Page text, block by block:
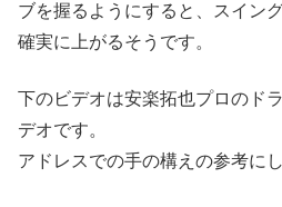
ブを握るようにすると、スイン
確実に上がるそうです。
下のビデオは安楽拓也プロのド
デオです。
アドレスでの手の構えの参考に